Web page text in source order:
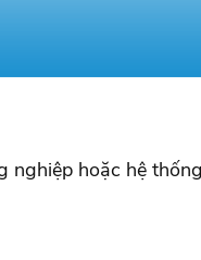
nghiệp hoặc hệ